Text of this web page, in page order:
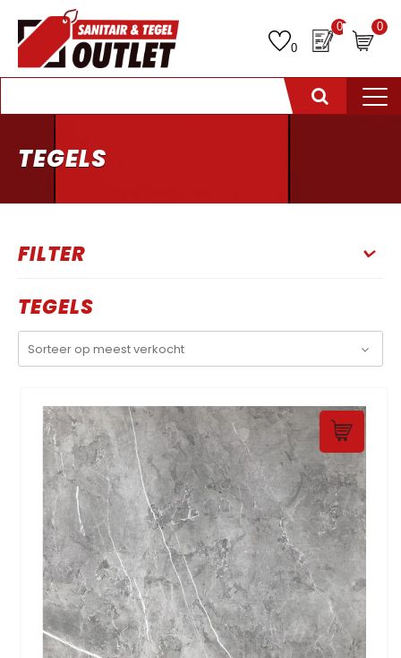
0
0 0
TEGELS
FILTER
TEGELS